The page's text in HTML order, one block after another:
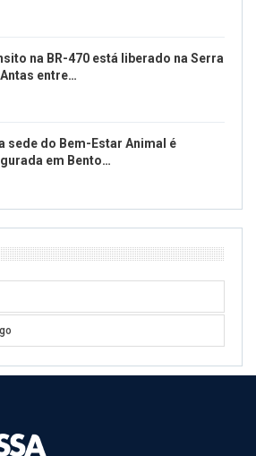
na BR-470 está liberado na Serra
entre…
sede do Bem-Estar Animal é
em Bento…